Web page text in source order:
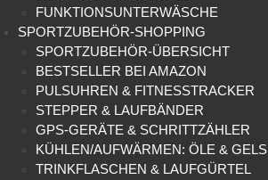
FUNKTIONSUNTERWÄSCHE
SPORTZUBEHÖR-SHOPPING
SPORTZUBEHÖR-ÜBERSICHT
BESTSELLER BEI AMAZON
PULSUHREN & FITNESSTRACKER
STEPPER & LAUFBÄNDER
GPS-GERÄTE & SCHRITTZÄHLER
KÜHLEN/AUFWÄRMEN: ÖLE & GELS
TRINKFLASCHEN & LAUFGÜRTEL